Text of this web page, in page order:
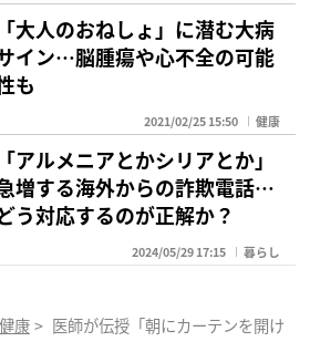
「大人のおねしょ」に潜む大病
イン…脳腫瘍や心不全の可能
も
2021/02/25 15:50 健康
「アルメニアとかシリアとか」
増する海外からの詐欺電話…
う対応するのが正解か？
2024/05/29 17:15 暮らし
健康 > 医師が伝授「朝にカーテンを開けよ